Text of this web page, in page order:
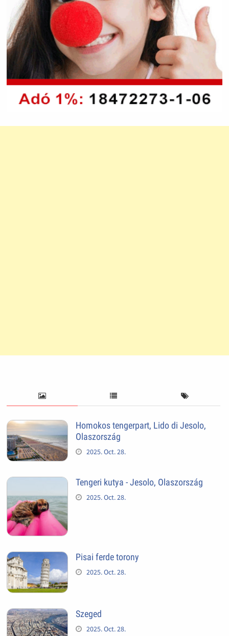
Homokos tengerpart, Lido di Jesolo,
Olaszország
2025. Oct. 28.
Tengeri kutya - Jesolo, Olaszország
2025. Oct. 28.
Pisai ferde torony
2025. Oct. 28.
Szeged
2025. Oct. 28.